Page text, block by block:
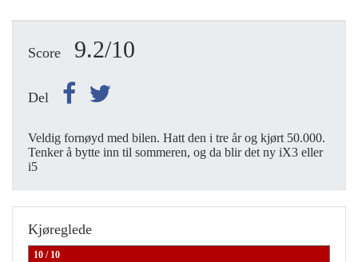
Score 9.2/10
Del
Veldig fornøyd med bilen. Hatt den i tre år og kjørt 50.000.
Tenker å bytte inn til sommeren, og da blir det ny iX3 eller
i5
Kjøreglede
10 / 10